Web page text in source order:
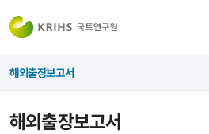
해외출장보고서
해외출장보고서